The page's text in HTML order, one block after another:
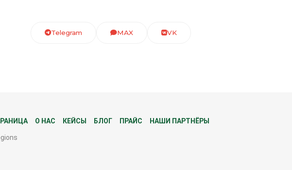
Telegram MAX VK
О НАС КЕЙСЫ БЛОГ ПРАЙС НАШИ ПАРТНЁРЫ